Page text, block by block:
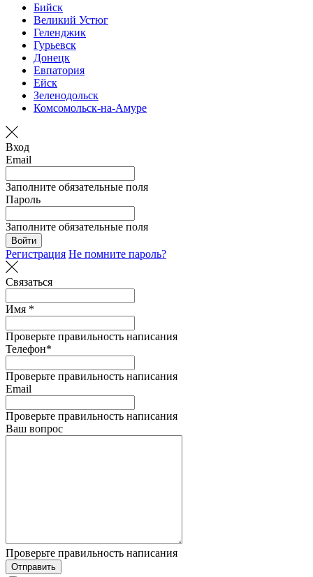
Бийск
Великий Устюг
Геленджик
Гурьевск
Донецк
Евпатория
Ейск
Зеленодольск
Комсомольск-на-Амуре
Вход
Email
Заполните обязательные поля
Пароль
Заполните обязательные поля
Войти
Регистрация Не помните пароль?
Связаться
Имя *
Проверьте правильность написания
Телефон*
Проверьте правильность написания
Email
Проверьте правильность написания
Ваш вопрос
Проверьте правильность написания
Отправить